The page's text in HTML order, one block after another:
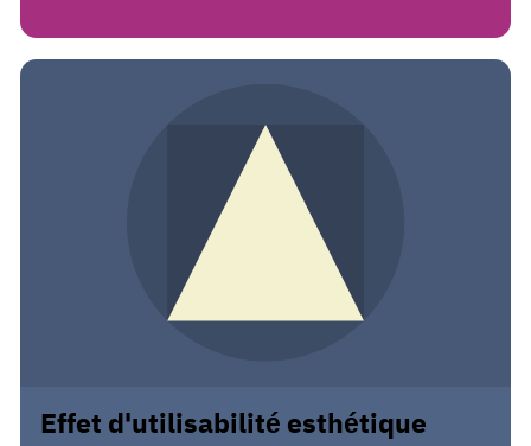
Effet d'utilisabilité esthétique